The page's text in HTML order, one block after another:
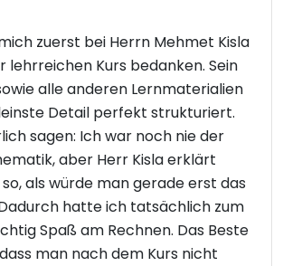
zuerst bei Herrn Mehmet Kisla
lehrreichen Kurs bedanken. Sein
alle anderen Lernmaterialien
Detail perfekt strukturiert.
sagen: Ich war noch nie der
aber Herr Kisla erklärt
als würde man gerade erst das
hatte ich tatsächlich zum
Spaß am Rechnen. Das Beste
man nach dem Kurs nicht